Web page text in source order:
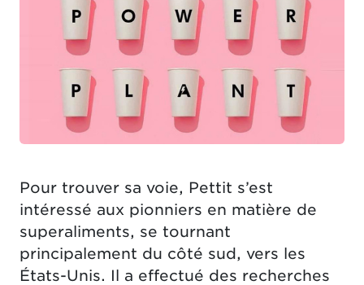
Pour trouver sa voie, Pettit s’est
intéressé aux pionniers en matière de
superaliments, se tournant
principalement du côté sud, vers les
États-Unis. Il a effectué des recherches